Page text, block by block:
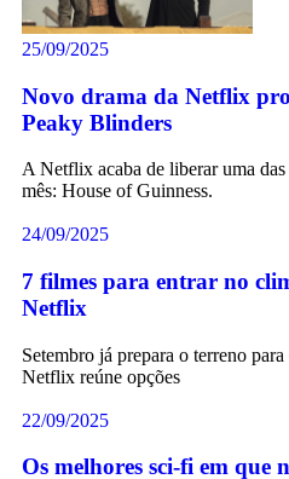
25/09/2025
Novo drama da Netflix
Peaky Blinders
A Netflix acaba de liberar uma das
mês: House of Guinness.
24/09/2025
7 filmes para entrar no
Netflix
Setembro já prepara o terreno
Netflix reúne opções
22/09/2025
Os melhores sci-fi em que